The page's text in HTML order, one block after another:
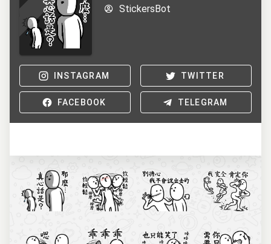
StickersBot
INSTAGRAM TWITTER
FACEBOOK TELEGRAM